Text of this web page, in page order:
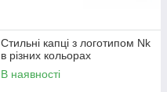
Стильні капці з логотипом Nk
в різних кольорах
В наявності